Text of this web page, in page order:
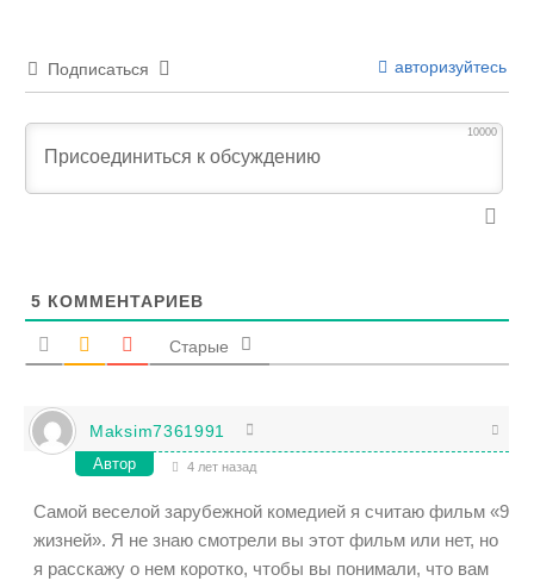
Подписаться авторизуйтесь
10000
5 КОММЕНТАРИЕВ
Старые
Maksim7361991
Автор 4 лет назад
Самой веселой зарубежной комедией я считаю фильм «9
жизней». Я не знаю смотрели вы этот фильм или нет, но
я расскажу о нем коротко, чтобы вы понимали, что вам